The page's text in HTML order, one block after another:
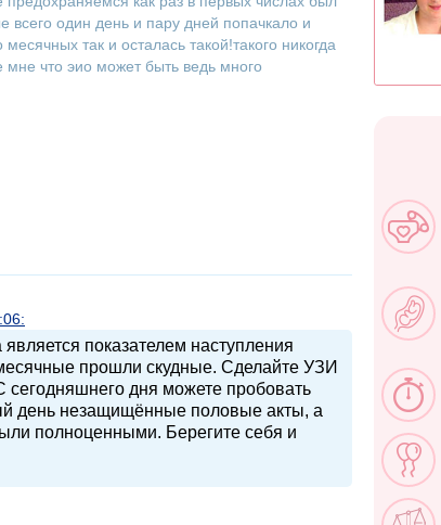
один день и пару дней попачкало и
так и осталась такой!такого никогда
мне что эио может быть ведь много
показателем наступления
прошли скудные. Сделайте УЗИ
сегодняшнего дня можете пробовать
день незащищённые половые акты, а
полноценными. Берегите себя и